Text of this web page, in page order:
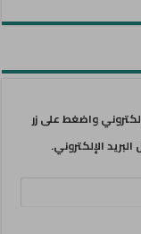
واضغط على زر
الإلكتروني.